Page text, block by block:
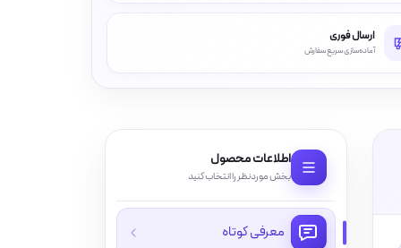
اطلاعات محصول
بخش موردنظر را انتخاب کنید
معرفی کوتاه
ارسال فوری
آماده‌سازی سریع سفارش